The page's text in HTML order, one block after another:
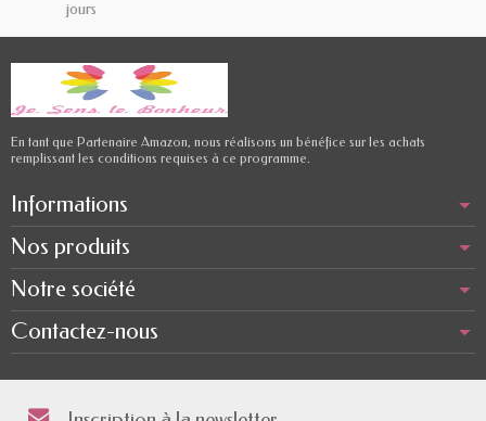
jours
En tant que Partenaire Amazon, nous réalisons un bénéfice sur les achats
remplissant les conditions requises à ce programme.
Informations
Nos produits
Notre société
Contactez-nous